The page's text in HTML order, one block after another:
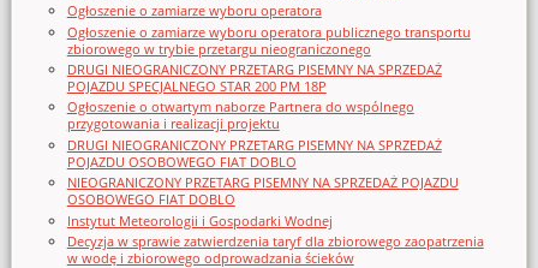
Ogłoszenie o zamiarze wyboru operatora
Ogłoszenie o zamiarze wyboru operatora publicznego transportu
zbiorowego w trybie przetargu nieograniczonego
DRUGI NIEOGRANICZONY PRZETARG PISEMNY NA SPRZEDAŻ
POJAZDU SPECJALNEGO STAR 200 PM 18P
Ogłoszenie o otwartym naborze Partnera do wspólnego
przygotowania i realizacji projektu
DRUGI NIEOGRANICZONY PRZETARG PISEMNY NA SPRZEDAŻ
POJAZDU OSOBOWEGO FIAT DOBLO
NIEOGRANICZONY PRZETARG PISEMNY NA SPRZEDAŻ POJAZDU
OSOBOWEGO FIAT DOBLO
Instytut Meteorologii i Gospodarki Wodnej
Decyzja w sprawie zatwierdzenia taryf dla zbiorowego zaopatrzenia
w wodę i zbiorowego odprowadzania ścieków